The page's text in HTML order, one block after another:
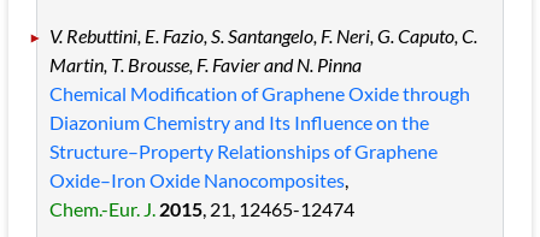
V. Rebuttini, E. Fazio, S. Santangelo, F. Neri, G. Caputo, C.
Martin, T. Brousse, F. Favier and N. Pinna
Chemical Modification of Graphene Oxide through
Diazonium Chemistry and Its Influence on the
Structure–Property Relationships of Graphene
Oxide–Iron Oxide Nanocomposites,
Chem.-Eur. J.2015, 21, 12465-12474